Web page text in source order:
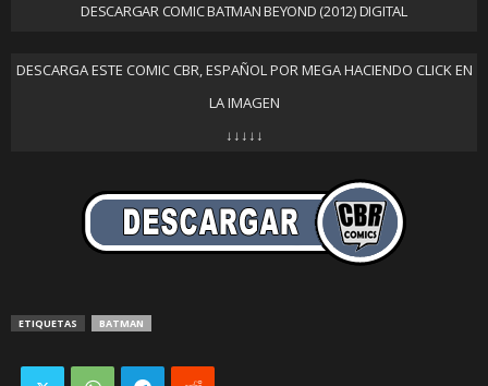
DESCARGAR COMIC BATMAN BEYOND (2012) DIGITAL
DESCARGA ESTE COMIC CBR, ESPAÑOL POR MEGA HACIENDO CLICK EN
LA IMAGEN
↓↓↓↓↓
ETIQUETAS BATMAN